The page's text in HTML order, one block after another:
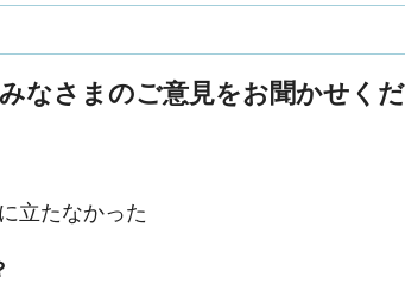
なさまのご意見をお聞かせく
立たなかった